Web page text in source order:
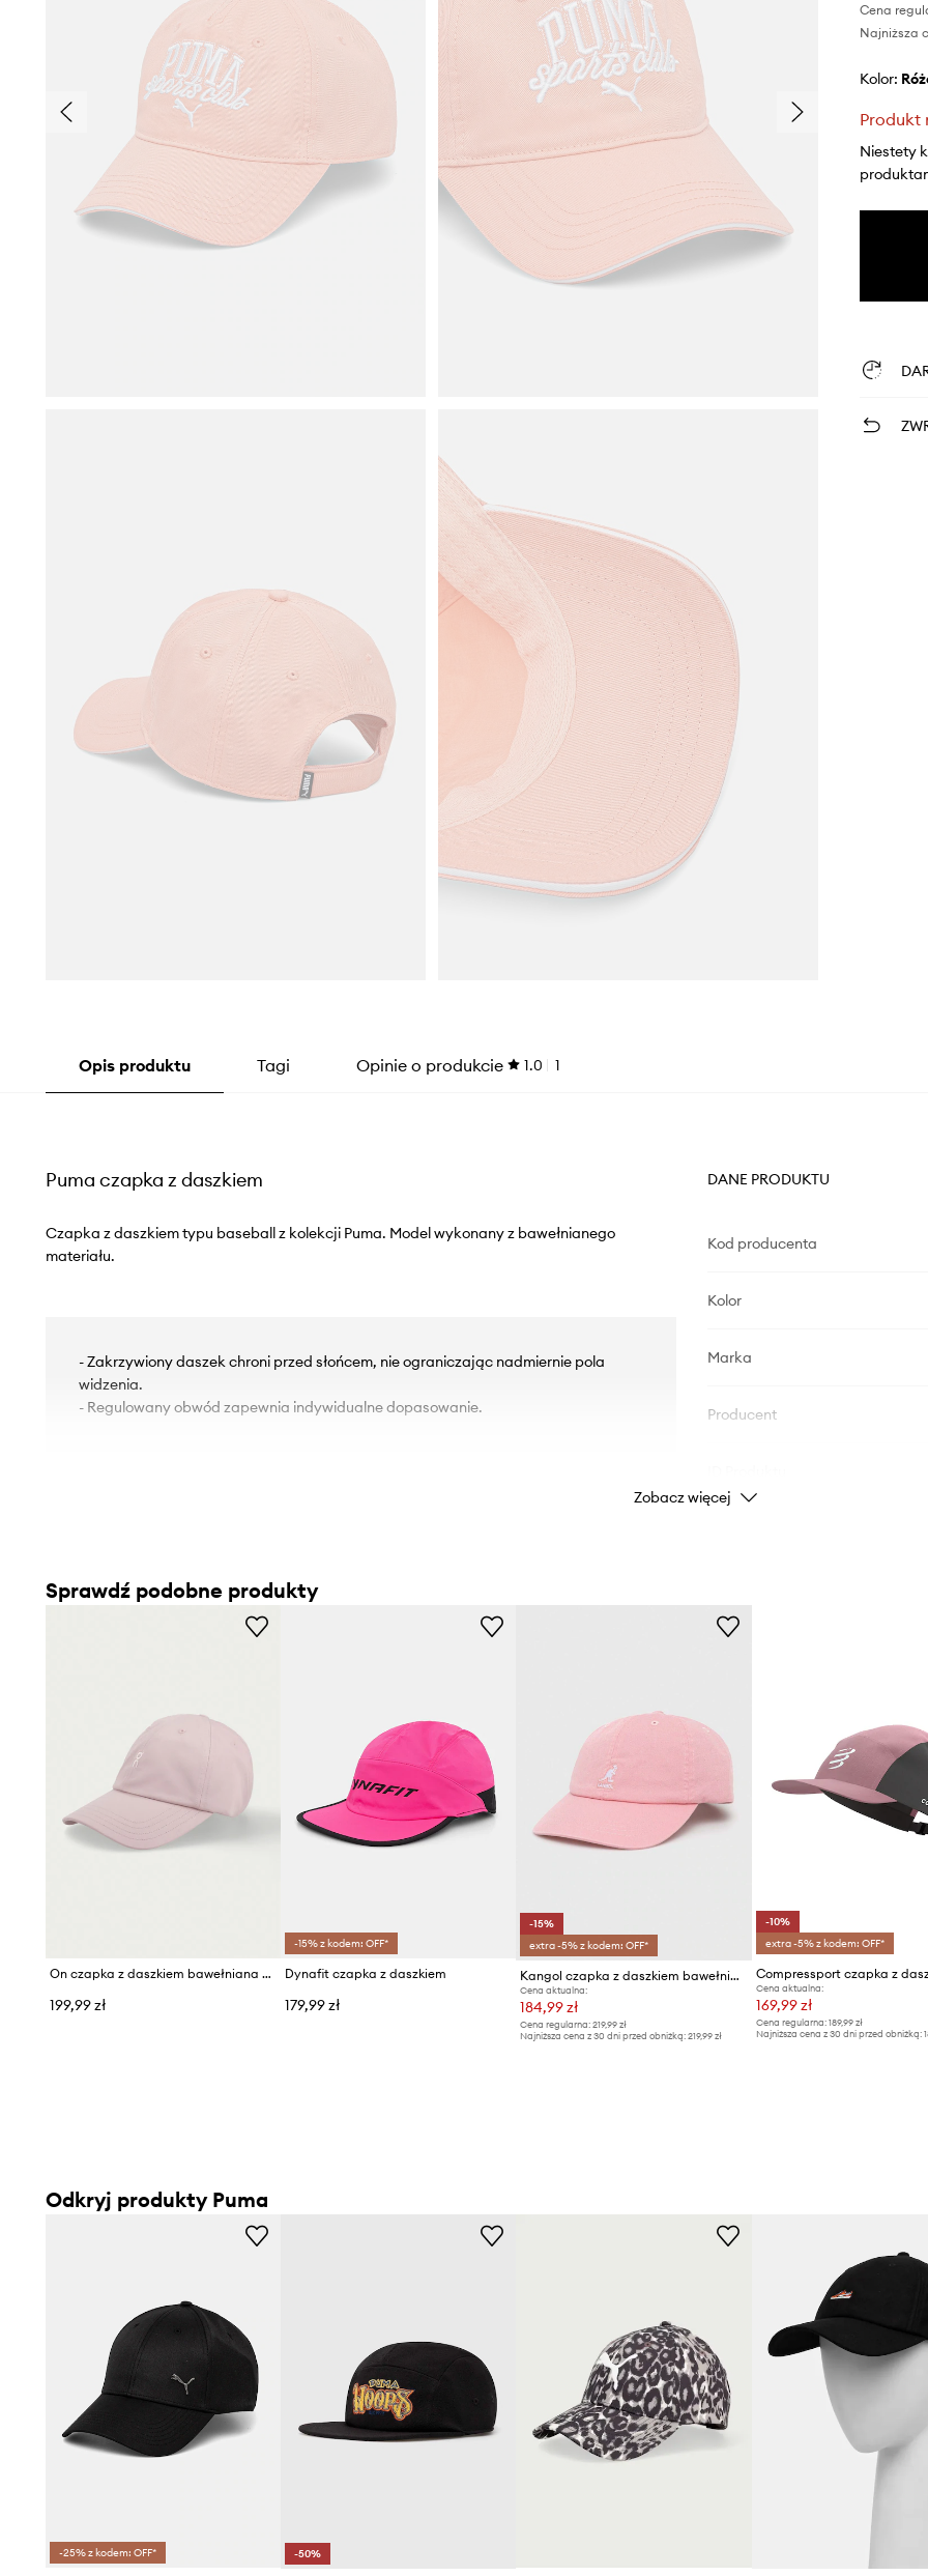
Cena
Najniższa
Kolor:
Produkt
Niestety
Opis produktu Tagi Opinie o produkcie 1.0 1
Puma czapka z daszkiem
Czapka z daszkiem typu baseball z kolekcji Puma. Model wykonany z bawełnianego
materiału.
- Zakrzywiony daszek chroni przed słońcem, nie ograniczając nadmiernie pola
widzenia.
- Regulowany obwód zapewnia indywidualne dopasowanie.
DANE PRODUKTU
Kod producenta
Kolor
Marka
Producent
Zobacz więcej
Sprawdź podobne produkty
On czapka z daszkiem bawełniana All-Day
199,99 zł
-15% z kodem: OFF*
Dynafit czapka z daszkiem
179,99 zł
-15%
extra -5% z kodem: OFF*
Kangol czapka z daszkiem bawełniana
Cena aktualna:
184,99 zł
Cena regularna: 219,99 zł
Najniższa cena z 30 dni przed obniżką: 219,99 zł
-10%
extra -5% z kodem: OFF*
Cena aktualna:
169,99 zł
Cena regularna: 189,99 zł
Najniższa cena z 30 dni przed obniżką:
Odkryj produkty Puma
-25% z kodem: OFF* -50%